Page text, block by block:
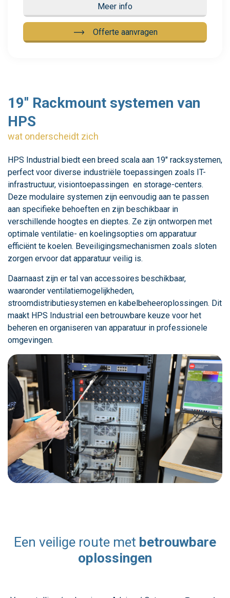
Meer info
Offerte aanvragen
19'' Rackmount systemen van
HPS
wat onderscheidt zich
HPS Industrial biedt een breed scala aan 19" racksystemen,
perfect voor diverse industriële toepassingen zoals IT-
infrastructuur, visiontoepassingen en storage-centers.
Deze modulaire systemen zijn eenvoudig aan te passen
aan specifieke behoeften en zijn beschikbaar in
verschillende hoogtes en dieptes. Ze zijn ontworpen met
optimale ventilatie- en koelingsopties om apparatuur
efficiënt te koelen. Beveiligingsmechanismen zoals sloten
zorgen ervoor dat apparatuur veilig is.
Daarnaast zijn er tal van accessoires beschikbaar,
waaronder ventilatiemogelijkheden,
stroomdistributiesystemen en kabelbeheeroplossingen. Dit
maakt HPS Industrial een betrouwbare keuze voor het
beheren en organiseren van apparatuur in professionele
omgevingen.
Een veilige route met betrouwbare
oplossingen